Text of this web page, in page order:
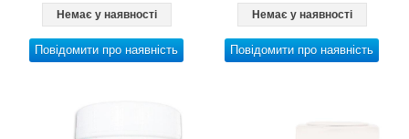
Немає у наявності
Повідомити про наявність
Немає у наявності
Повідомити про наявність